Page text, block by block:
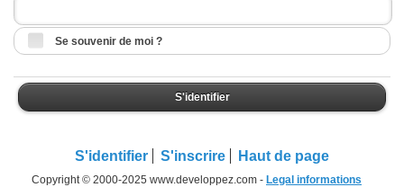
Se souvenir de moi ?
S'identifier
S'identifier S'inscrire Haut de page
Copyright © 2000-2025 www.developpez.com - Legal informations